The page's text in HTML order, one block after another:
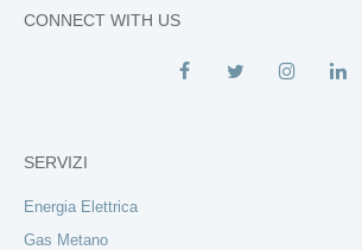
CONNECT WITH US
SERVIZI
Energia Elettrica
Gas Metano